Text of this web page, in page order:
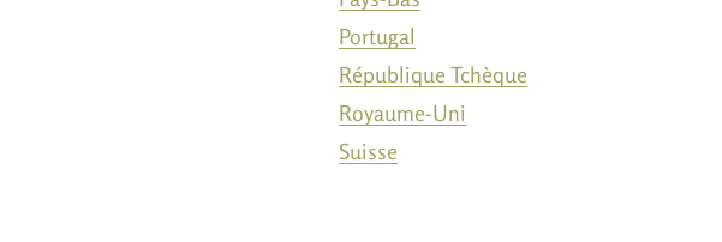
Portugal
République Tchèque
Royaume-Uni
Suisse